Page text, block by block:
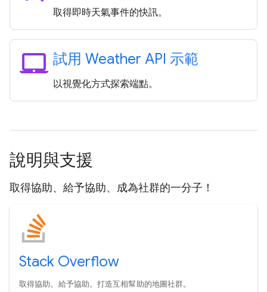
取得即時天氣事件的快訊。
laptop_mac 試用 Weather API 示範
以視覺化方式探索端點。
說明與支援
取得協助、給予協助、成為社群的一分子！
Stack Overflow
取得協助。給予協助。打造互相幫助的地圖社群。